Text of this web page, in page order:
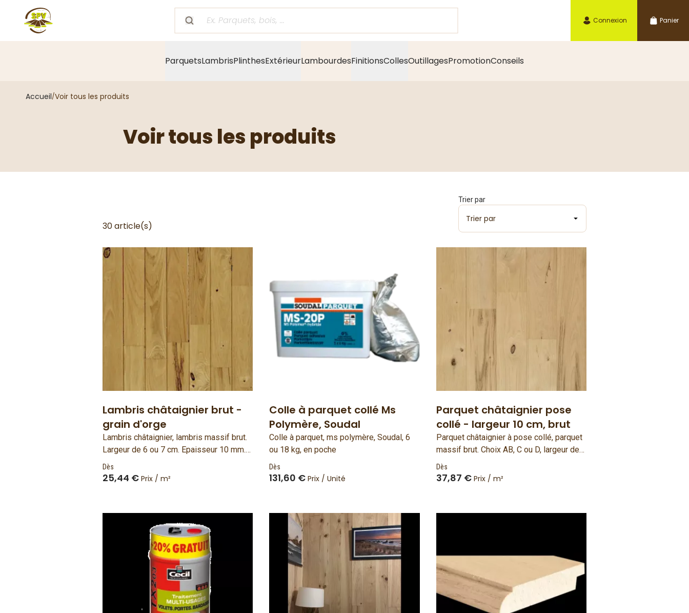
Connexion Panier
ParquetsLambrisPlinthesExtérieurLambourdesFinitionsCollesOutillagesPromotionConseils
Accueil Voir tous les produits
Voir tous les produits
30 article(s)
Trier par
Lambris châtaignier brut -
grain d'orge
Lambris châtaignier, lambris massif brut.
Largeur de 6 ou 7 cm. Epaisseur 10 mm.
Notre lambris châtaignier sont sans trou
et fabriqué en France.
Dès
25,44 € Prix / m²
Colle à parquet collé Ms
Polymère, Soudal
Colle à parquet, ms polymère, Soudal, 6
ou 18 kg, en poche
Dès
131,60 €Prix / Unité
Parquet châtaignier pose
collé - largeur 10 cm, brut
Parquet châtaignier à pose collé, parquet
massif brut. Choix AB, C ou D, largeur de
10 cm. Bois français et fabriqué en
France.
Dès
37,87 € Prix / m²